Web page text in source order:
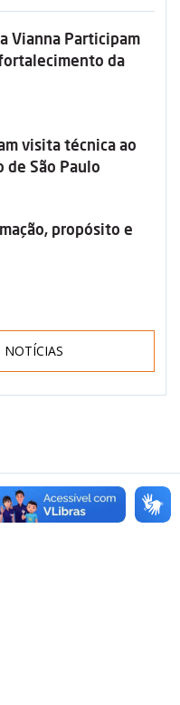
Vianna Participam
da
visita técnica ao
de São Paulo
propósito e
NOTÍCIAS